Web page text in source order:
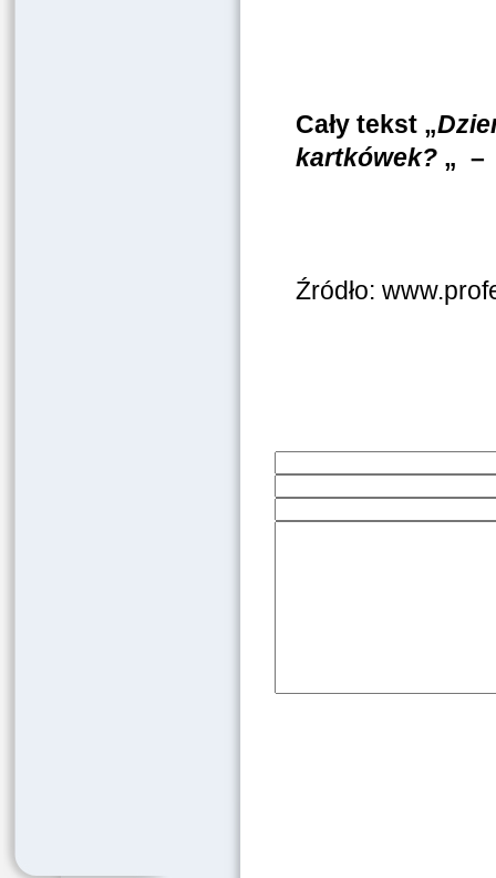
Cały tekst „
kartkówek? „
Źródło: